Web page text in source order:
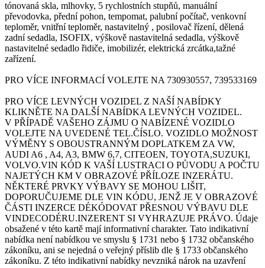
tónovaná skla, mlhovky, 5 rychlostních stupňů, manuální
převodovka, přední pohon, tempomat, palubní počítač, venkovní
teploměr, vnitřní teploměr, nastavitelný , posilovač řízení, dělená
zadní sedadla, ISOFIX, výškově nastavitelná sedadla, výškově
nastavitelné sedadlo řidiče, imobilizér, elektrická zrcátka,tažné
zařízení.
PRO VÍCE INFORMACÍ VOLEJTE NA 730930557, 739533169
PRO VÍCE LEVNÝCH VOZIDEL Z NAŠÍ NABÍDKY
KLIKNĚTE NA DALŠÍ NABÍDKA LEVNÝCH VOZIDEL.
V PŘÍPADĚ VAŠEHO ZÁJMU O NABÍZENÉ VOZIDLO
VOLEJTE NA UVEDENÉ TEL.ČÍSLO. VOZIDLO MOŽNOST
VÝMĚNY S OBOUSTRANNÝM DOPLATKEM ZA VW,
AUDI A6 , A4, A3, BMW 6,7, CITEOEN, TOYOTA,SUZUKI,
VOLVO.VIN KÓD K VAŠÍ LUSTRACI O PŮVODU A POČTU
NAJETÝCH KM V OBRAZOVÉ PŘÍLOZE INZERÁTU.
NĚKTERÉ PRVKY VÝBAVY SE MOHOU LIŠIT,
DOPORUČUJEME DLE VIN KÓDU, JENŽ JE V OBRAZOVÉ
ČÁSTI INZERCE DÉKÓDOVAT PŘESNOU VÝBAVU DLE
VINDECODÉRU.INZERENT SI VYHRAZUJE PRÁVO. Údaje
obsažené v této kartě mají informativní charakter. Tato indikativní
nabídka není nabídkou ve smyslu § 1731 nebo § 1732 občanského
zákoníku, ani se nejedná o veřejný příslib dle § 1733 občanského
zákoníku. Z této indikativní nabídky nevzniká nárok na uzavření